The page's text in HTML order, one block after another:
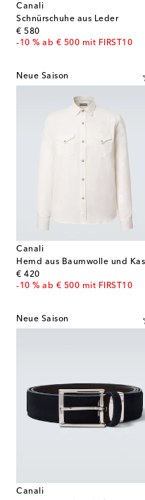
Canali
Schnürschuhe aus Leder
€ 580
original price
-10 % ab € 500 mit FIRST10
Neue Saison
Canali
€ 420
original price
-10 % ab € 500 mit FIRST10
Neue Saison
Canali